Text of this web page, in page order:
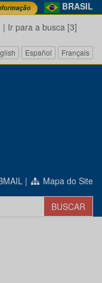
BRASIL
| Ir para a busca [3]
Español Français
| Mapa do Site